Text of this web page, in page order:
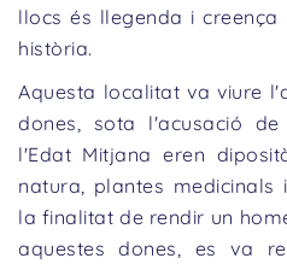
llocs és llegenda i
història.
Aquesta localitat va viure
dones, sota l'acusació
l'Edat Mitjana eren
natura, plantes medicinals
la finalitat de rendir un
aquestes dones, es va